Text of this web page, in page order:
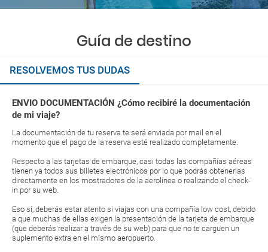
Guía de destino
RESOLVEMOS TUS DUDAS
ENVIO DOCUMENTACIÓN ¿Cómo recibiré la documentación
de mi viaje?
La documentación de tu reserva te será enviada por mail en el
momento que el pago de la reserva esté realizado completamente.
Respecto a las tarjetas de embarque, casi todas las compañías aéreas
tienen ya todos sus billetes electrónicos por lo que podrás obtenerlas
directamente en los mostradores de la aerolínea o realizando el check-
in por su web.
Eso sí, deberás estar atento si viajas con una compañía low cost, debido
a que muchas de ellas exigen la presentación de la tarjeta de embarque
(que deberás realizar a través de su web) para que no te carguen un
suplemento extra en el mismo aeropuerto.